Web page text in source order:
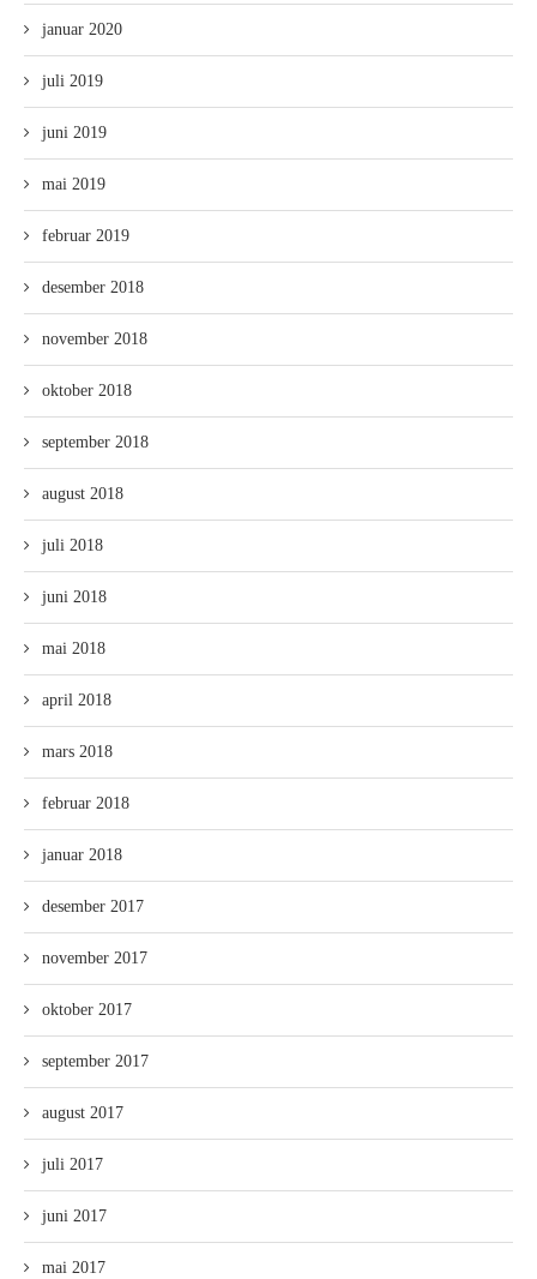
januar 2020
juli 2019
juni 2019
mai 2019
februar 2019
desember 2018
november 2018
oktober 2018
september 2018
august 2018
juli 2018
juni 2018
mai 2018
april 2018
mars 2018
februar 2018
januar 2018
desember 2017
november 2017
oktober 2017
september 2017
august 2017
juli 2017
juni 2017
mai 2017